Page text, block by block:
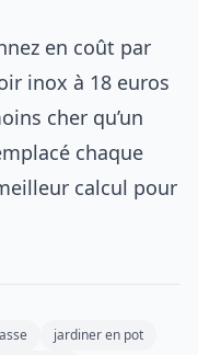
en coût par
inox à 18 euros
cher qu’un
chaque
calcul pour
jardiner en pot